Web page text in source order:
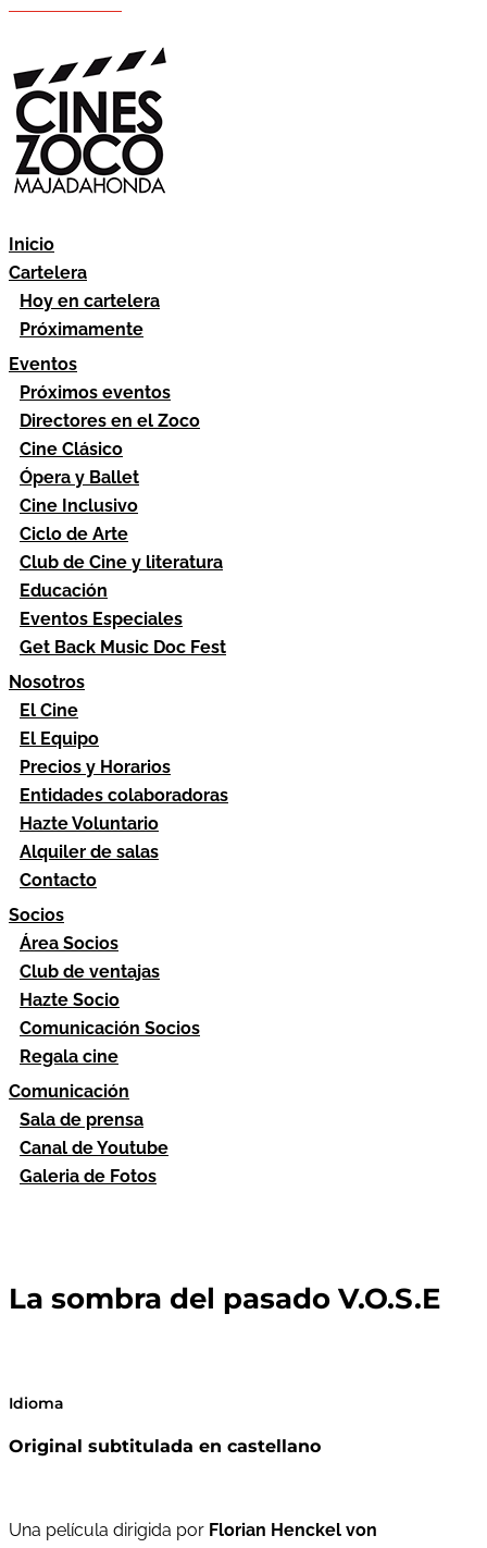
Inicio
Cartelera
Hoy en cartelera
Próximamente
Eventos
Próximos eventos
Directores en el Zoco
Cine Clásico
Ópera y Ballet
Cine Inclusivo
Ciclo de Arte
Club de Cine y literatura
Educación
Eventos Especiales
Get Back Music Doc Fest
Nosotros
El Cine
El Equipo
Precios y Horarios
Entidades colaboradoras
Hazte Voluntario
Alquiler de salas
Contacto
Socios
Área Socios
Club de ventajas
Hazte Socio
Comunicación Socios
Regala cine
Comunicación
Sala de prensa
Canal de Youtube
Galeria de Fotos
La sombra del pasado V.O.S.E
Idioma
Original subtitulada en castellano
Una película dirigida por Florian Henckel von